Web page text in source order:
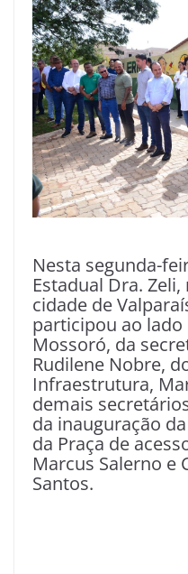
Nesta segunda-
Estadual Dra.
cidade de
participou ao
Mossoró, da
Rudilene Nobre,
Infraestrutura,
demais
da inauguração
da Praça de
Marcus Salerno e
Santos.